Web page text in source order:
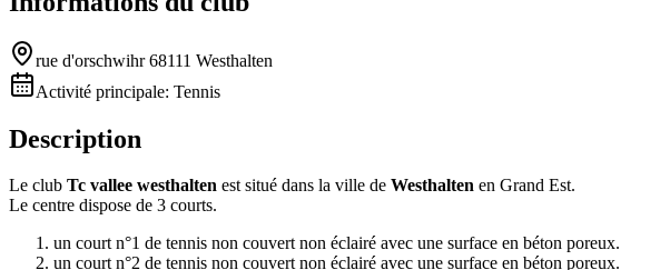
rue d'orschwihr 68111 Westhalten
Activité principale: Tennis
Description
Le club Tc vallee westhalten est situé dans la ville de Westhalten en Grand Est.
Le centre dispose de 3 courts.
un court n°1 de tennis non couvert non éclairé avec une surface en béton poreux.
un court n°2 de tennis non couvert non éclairé avec une surface en béton poreux.